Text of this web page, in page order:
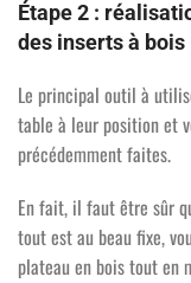
Étape 2 :
des inserts à bois
Le principal outil à
table à leur position et
précédemment faites.
En fait, il faut être sûr
tout est au beau fixe,
plateau en bois tout en